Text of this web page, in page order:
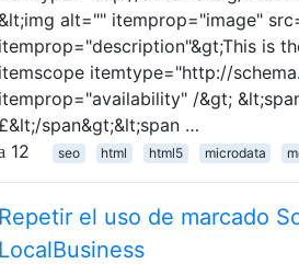
alt="" itemprop="image"
itemprop="description"&gt;This is
itemscope itemtype="http://
itemprop="availability" /&gt;
£&lt;/span&gt;&lt;span …
12
seo html html5 microdata
Repetir el uso de marcado
LocalBusiness